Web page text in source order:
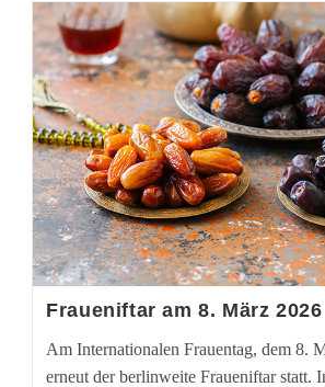
In
Tempelhof-
Schöneberg
Fraueniftar am 8. März 2026
Am Internationalen Frauentag, dem 8.
erneut der berlinweite Fraueniftar statt.